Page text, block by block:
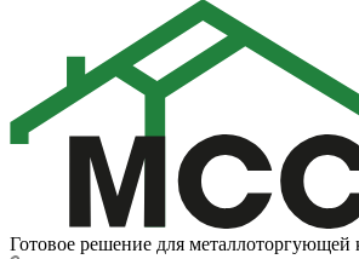
Готовое решение для металлоторгующей